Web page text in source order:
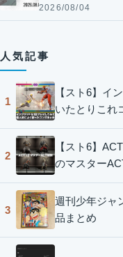
2026/08/04
人気記事
1
【スト6】イ
いたとりこれ
2
【スト6】
のマスター
3
週刊少年ジャ
品まとめ